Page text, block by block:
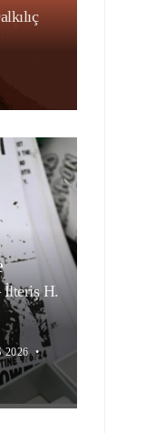
İlteriş H.
2026 •